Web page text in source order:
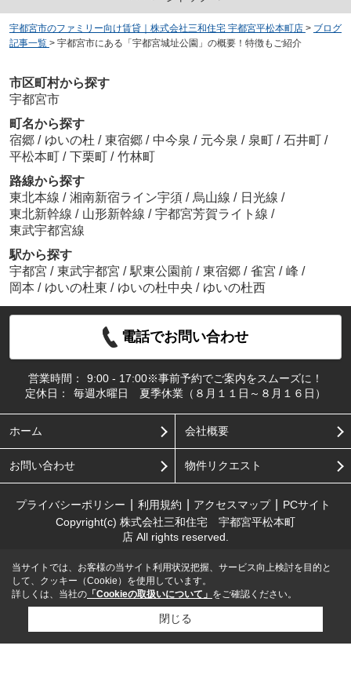
宇都宮市のファミリー向け賃貸｜株式会社三和住宅 宇都宮平松本町店 > ブログ
記事一覧 > 宇都宮市にある「宇都宮城址公園」の概要！特徴もご紹介
市区町村から探す
宇都宮市
町名から探す
宿郷 / ゆいの杜 / 東宿郷 / 中今泉 / 元今泉 / 泉町 / 石井町 /
平松本町 / 下栗町 / 竹林町
路線から探す
東北本線 / 湘南新宿ライン宇須 / 烏山線 / 日光線 /
東北新幹線 / 山形新幹線 / 宇都宮芳賀ライト線 /
東武宇都宮線
駅から探す
宇都宮 / 東武宇都宮 / 駅東公園前 / 東宿郷 / 雀宮 / 峰 /
岡本 / ゆいの杜東 / ゆいの杜中央 / ゆいの杜西
電話でお問い合わせ
営業時間：
9:00 - 17:00※事前予約でご案内をスムーズに！
定休日：
毎週水曜日 夏季休業（８月１１日～８月１６日）
ホーム 会社概要
お問い合わせ 物件リクエスト
プライバシーポリシー 利用規約 アクセスマップ
PCサイト
Copyright(c) 株式会社三和住宅 宇都宮平松本町
店 All rights reserved.
当サイトでは、お客様の当サイト利用状況把握、サービス向上検討を目的と
して、クッキー（Cookie）を使用しています。
詳しくは、当社の 「Cookieの取扱いについて」 をご確認ください。
閉じる